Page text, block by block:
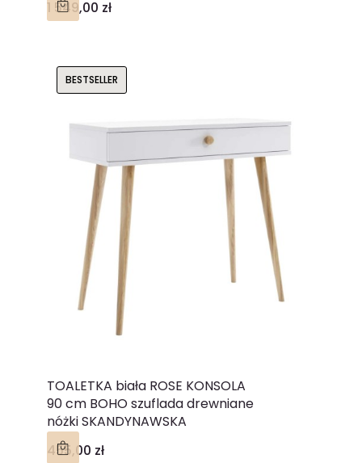
Cena
1 549,00 zł
BESTSELLER
TOALETKA biała ROSE KONSOLA
90 cm BOHO szuflada drewniane
nóżki SKANDYNAWSKA
Cena
455,00 zł